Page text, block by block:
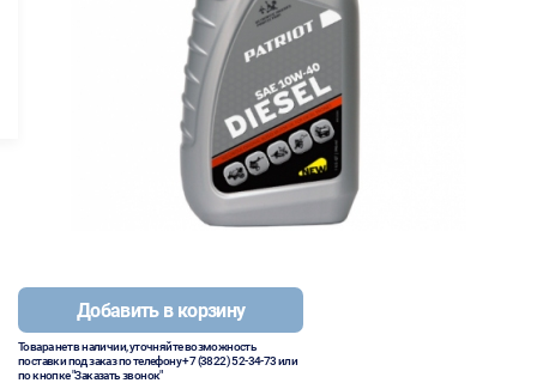
Добавить в корзину
Товара нет в наличии, уточняйте возможность
поставки под заказ по телефону+7 (3822) 52-34-73или
по кнопке "Заказать звонок"